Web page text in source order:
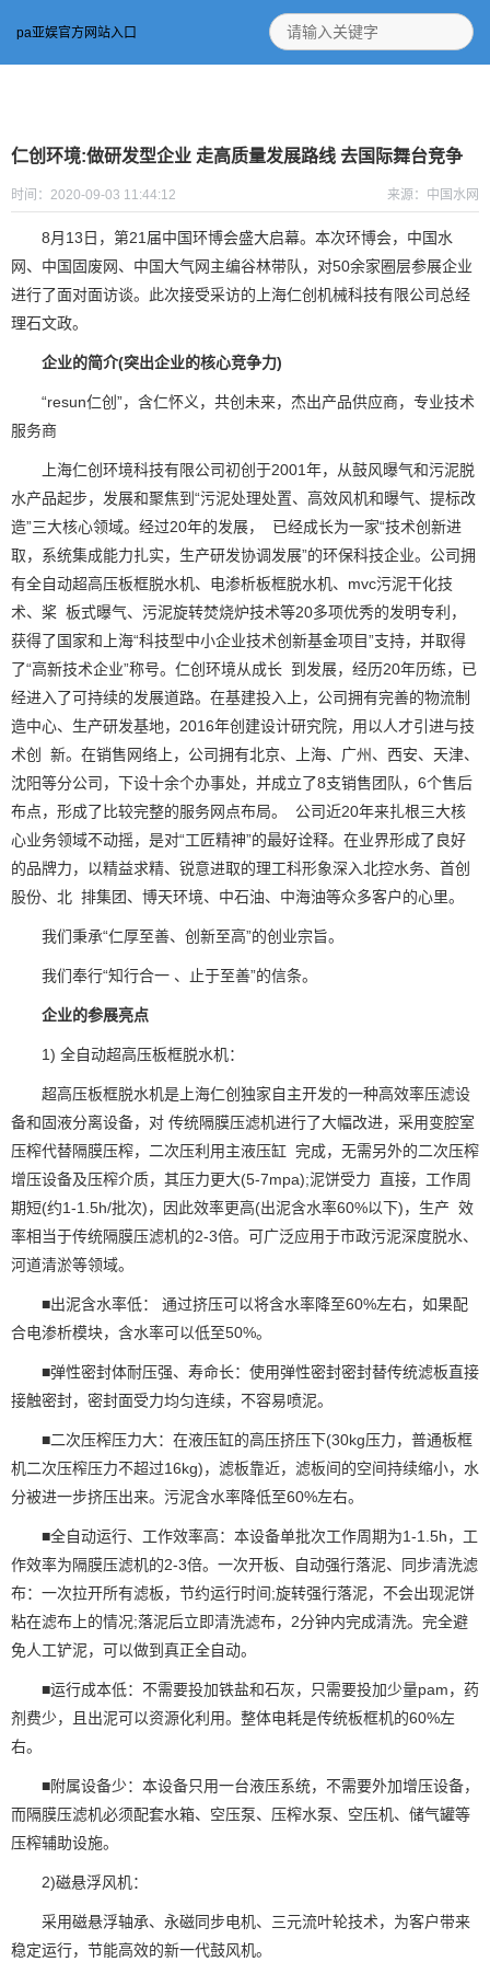
pa亚娱官方网站入口
仁创环境:做研发型企业 走高质量发展路线 去国际舞台竞争
时间：2020-09-03 11:44:12 来源：中国水网
8月13日，第21届中国环博会盛大启幕。本次环博会，中国水
网、中国固废网、中国大气网主编谷林带队，对50余家圈层参展企业
进行了面对面访谈。此次接受采访的上海仁创机械科技有限公司总经
理石文政。
企业的简介(突出企业的核心竞争力)
“resun仁创 ”， 含仁怀义，共创未来，杰出产品供应商，专业技术
服务商
上海仁创环境科技有限公司初创于2001年，从鼓风曝气和污泥脱
水产品起步，发展和聚焦到“污泥处理处置、高效风机和曝气、提标改
造”三大核心领域。经过20年的发展， 已经成长为一家“技术创新进
取，系统集成能力扎实，生产研发协调发展”的环保科技企业。公司拥
有全自动超高压板框脱水机、电渗析板框脱水机、mvc污泥干化技
术、桨 板式曝气、污泥旋转焚烧炉技术等20多项优秀的发明专利，
获得了国家和上海“科技型中小企业技术创新基金项目”支持，并取得
了“高新技术企业”称号。仁创环境从成长 到发展，经历20年历练，已
经进入了可持续的发展道路。在基建投入上，公司拥有完善的物流制
造中心、生产研发基地，2016年创建设计研究院，用以人才引进与技
术创 新。在销售网络上，公司拥有北京、上海、广州、西安、天津、
沈阳等分公司，下设十余个办事处，并成立了8支销售团队，6个售后
布点，形成了比较完整的服务网点布局。 公司近20年来扎根三大核
心业务领域不动摇，是对“工匠精神”的最好诠释。在业界形成了良好
的品牌力，以精益求精、锐意进取的理工科形象深入北控水务、首创
股份、北 排集团、博天环境、中石油、中海油等众多客户的心里。
我们秉承“仁厚至善、创新至高”的创业宗旨。
我们奉行“知行合一 、止于至善”的信条。
企业的参展亮点
1) 全自动超高压板框脱水机：
超高压板框脱水机是上海仁创独家自主开发的一种高效率压滤设
备和固液分离设备，对 传统隔膜压滤机进行了大幅改进，采用变腔室
压榨代替隔膜压榨，二次压利用主液压缸 完成，无需另外的二次压榨
增压设备及压榨介质，其压力更大(5-7mpa);泥饼受力 直接，工作周
期短(约1-1.5h/批次)，因此效率更高(出泥含水率60%以下)，生产 效
率相当于传统隔膜压滤机的2-3倍。可广泛应用于市政污泥深度脱水、
河道清淤等领域。
■出泥含水率低： 通过挤压可以将含水率降至60%左右，如果配
合电渗析模块，含水率可以低至50%。
■弹性密封体耐压强、寿命长：使用弹性密封密封替传统滤板直接
接触密封，密封面受力均匀连续，不容易喷泥。
■二次压榨压力大：在液压缸的高压挤压下(30kg压力，普通板框
机二次压榨压力不超过16kg)，滤板靠近，滤板间的空间持续缩小，水
分被进一步挤压出来。污泥含水率降低至60%左右。
■全自动运行、工作效率高：本设备单批次工作周期为1-1.5h，工
作效率为隔膜压滤机的2-3倍。一次开板、自动强行落泥、同步清洗滤
布：一次拉开所有滤板，节约运行时间;旋转强行落泥，不会出现泥饼
粘在滤布上的情况;落泥后立即清洗滤布，2分钟内完成清洗。完全避
免人工铲泥，可以做到真正全自动。
■运行成本低：不需要投加铁盐和石灰，只需要投加少量pam，药
剂费少，且出泥可以资源化利用。整体电耗是传统板框机的60%左
右。
■附属设备少：本设备只用一台液压系统，不需要外加增压设备，
而隔膜压滤机必须配套水箱、空压泵、压榨水泵、空压机、储气罐等
压榨辅助设施。
2)磁悬浮风机：
采用磁悬浮轴承、永磁同步电机、三元流叶轮技术，为客户带来
稳定运行，节能高效的新一代鼓风机。